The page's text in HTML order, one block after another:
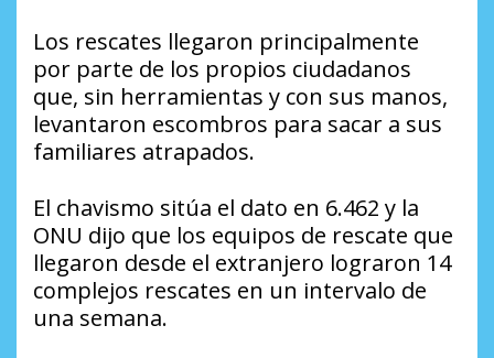
Los rescates llegaron principalmente
por parte de los propios ciudadanos
que, sin herramientas y con sus manos,
levantaron escombros para sacar a sus
familiares atrapados.
El chavismo sitúa el dato en 6.462 y la
ONU dijo que los equipos de rescate que
llegaron desde el extranjero lograron 14
complejos rescates en un intervalo de
una semana.